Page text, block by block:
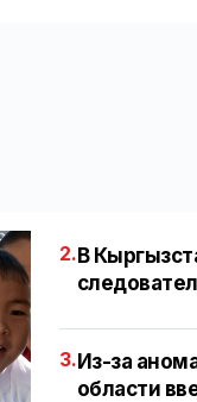
2. В
3.Из-за
области